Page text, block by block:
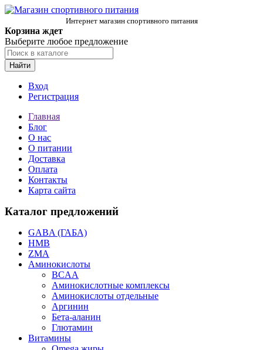
Интернет магазин спортивного питания
Корзина ждет
Выберите любое предложение
Найти
Вход
Регистрация
Главная
Блог
О нас
О питании
Доставка
Оплата
Контакты
Карта сайта
Каталог предложений
GABA (ГАБА)
HMB
ZMA
Аминокислоты
BCAA
Аминокислотные комплексы
Аминокислоты отдельные
Аргинин
Бета-аланин
Глютамин
Витамины